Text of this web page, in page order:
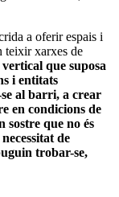
a oferir espais i
teixir xarxes de
que suposa
i entitats
se al barri, a crear
en condicions de
sostre que no és
de
trobar-se,